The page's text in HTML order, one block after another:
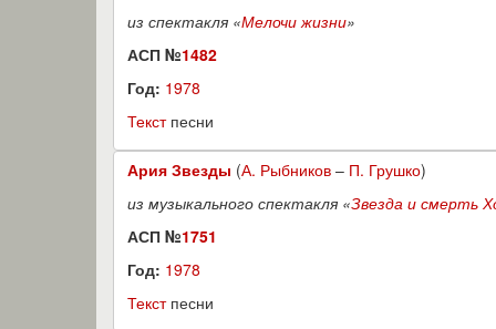
из спектакля «Мелочи жизни»
АСП №1482
Год: 1978
Текстпесни
Ария Звезды (А. Рыбников – П. Грушко)
из музыкального спектакля «Звезда и смерть
АСП №1751
Год: 1978
Текстпесни